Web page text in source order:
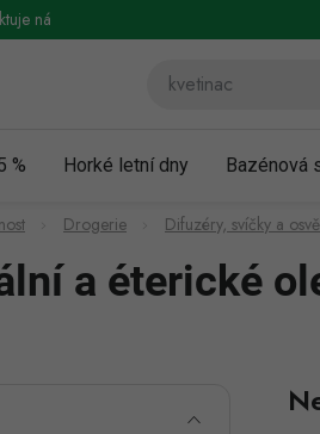
nás
% Horké letní dny Bazénová
Drogerie Difuzéry, svíčky a
a éterické